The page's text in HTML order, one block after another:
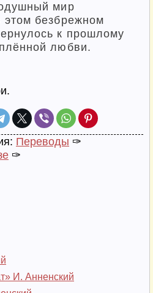
мир
безбрежном
к прошлому
любви.
Переводы ✑
✑
И. Анненский